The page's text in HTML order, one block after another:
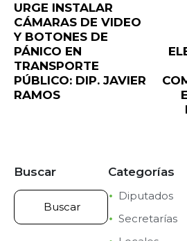
URGE INSTALAR
CÁMARAS DE VIDEO
Y BOTONES DE
PÁNICO EN
TRANSPORTE
PÚBLICO: DIP. JAVIER
RAMOS
Buscar Categorías
Diputados
Secretarías